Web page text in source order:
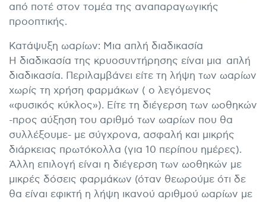
από ποτέ στον τομέα της αναπαραγωγικής
προοπτικής.
Κατάψυξη ωαρίων: Μια απλή διαδικασία
Η διαδικασία της κρυοσυντήρησης είναι μια απλή
διαδικασία. Περιλαμβάνει είτε τη λήψη των ωαρίων
χωρίς τη χρήση φαρμάκων ( ο λεγόμενος
«φυσικός κύκλος»). Είτε τη διέγερση των ωοθηκών
-προς αύξηση του αριθμό των ωαρίων που θα
συλλέξουμε- με σύγχρονα, ασφαλή και μικρής
διάρκειας πρωτόκολλα (για 10 περίπου ημέρες).
Άλλη επιλογή είναι η διέγερση των ωοθηκών με
μικρές δόσεις φαρμάκων (όταν θεωρούμε ότι δε
θα είναι εφικτή η λήψη ικανού αριθμού ωαρίων με